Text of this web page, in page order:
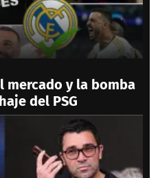
mercado y la bomba
del PSG